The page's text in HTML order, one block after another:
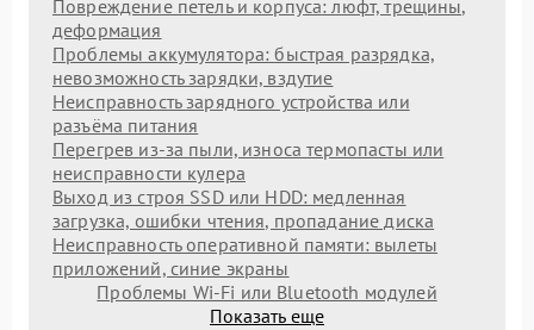
Повреждение петель и корпуса: люфт, трещины,
деформация
Проблемы аккумулятора: быстрая разрядка,
невозможность зарядки, вздутие
Неисправность зарядного устройства или
разъёма питания
Перегрев из‑за пыли, износа термопасты или
неисправности кулера
Выход из строя SSD или HDD: медленная
загрузка, ошибки чтения, пропадание диска
Неисправность оперативной памяти: вылеты
приложений, синие экраны
Проблемы Wi‑Fi или Bluetooth модулей
Показать еще